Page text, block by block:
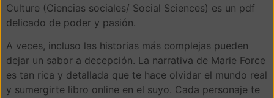
Culture (Ciencias sociales/ Social Sciences) es un pdf
delicado de poder y pasión.
A veces, incluso las historias más complejas pueden
dejar un sabor a decepción. La narrativa de Marie Force
es tan rica y detallada que te hace olvidar el mundo real
y sumergirte libro online​ en el suyo. Cada personaje te